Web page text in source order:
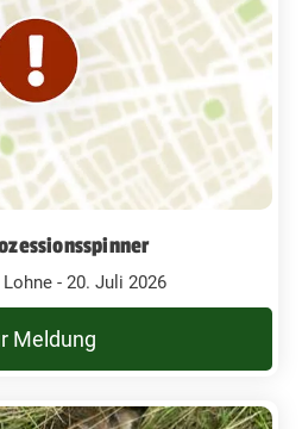
- 20. Juli 2026
Meldung